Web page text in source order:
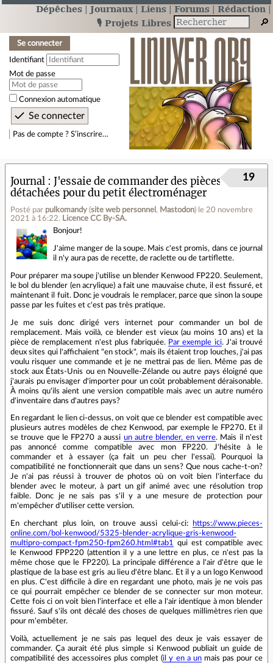
Dépêches Journaux Liens Forums
Rédaction
🎙️ Projets Libres
Se connecter
Identifiant
Mot de passe
Connexion automatique
Pas de compte ? S’inscrire…
Journal
J'essaie de commander des pièces
détachées pour du petit électroménager
Posté par pulkomandy (site web personnel , Mastodon) le 20 novembre
2021 à 16:22. Licence CC By‑SA.
19
Bonjour!
J'aime manger de la soupe. Mais c'est promis, dans ce journal
il n'y aura pas de recette, de raclette ou de tartiflette.
Pour préparer ma soupe j'utilise un blender Kenwood FP220. Seulement,
le bol du blender (en acrylique) a fait une mauvaise chute, il est fissuré, et
maintenant il fuit. Donc je voudrais le remplacer, parce que sinon la soupe
passe par les fuites et c'est pas très pratique.
Je me suis donc dirigé vers internet pour commander un bol de
remplacement. Mais voilà, ce blender est vieux (au moins 10 ans) et la
pièce de remplacement n'est plus fabriquée. Par exemple ici. J'ai trouvé
deux sites qui l'affichaient "en stock", mais ils étaient trop louches, j'ai pas
voulu risquer une commande et je ne mettrai pas de lien. Même pas de
stock aux États-Unis ou en Nouvelle-Zélande ou autre pays éloigné que
j'aurais pu envisager d'importer pour un coût probablement déraisonable.
À moins qu'ils aient une version compatible mais avec un autre numéro
d'inventaire dans d'autres pays?
En regardant le lien ci-dessus, on voit que ce blender est compatible avec
plusieurs autres modèles de chez Kenwood, par exemple le FP270. Et il
se trouve que le FP270 a aussi un autre blender, en verre. Mais il n'est
pas annoncé comme compatible avec mon FP220. J'hésite à le
commander et à essayer (ça fait un peu cher l'essai). Pourquoi la
compatibilité ne fonctionnerait que dans un sens? Que nous cache-t-on?
Je n'ai pas réussi à trouver de photos où on voit bien l'interface du
blender avec le moteur, à part un gif animé avec une résolution trop
faible. Donc je ne sais pas s'il y a une mesure de protection pour
m'empêcher d'utiliser cette version.
En cherchant plus loin, on trouve aussi celui-ci:
https://www.pieces-
online.com/bol-kenwood/5325-blender-acrylique-gris-kenwood-
multipro-compact-fpm250-fpm260.html#tab1
qui est compatible avec
le Kenwood FPP220 (attention il y a une lettre en plus, ce n'est pas la
même chose que le FP220). La principale différence a l'air d'être que le
plastique de la base est gris au lieu d'être blanc. Et il y a un logo Kenwood
en plus. C'est difficile à dire en regardant une photo, mais je ne vois pas
ce qui pourrait empêcher ce blender de se connecter sur mon moteur.
Cette fois ci on voit bien l'interface et elle a l'air identique à mon blender
fissuré. Sauf s'ils ont décalé des choses de quelques millimètres rien que
pour m'embêter.
Voilà, actuellement je ne sais pas lequel des deux je vais essayer de
commander. Ça aurait été plus simple si Kenwood publiait un guide de
compatibilité des accessoires plus complet (il y en a unmais pas pour ce